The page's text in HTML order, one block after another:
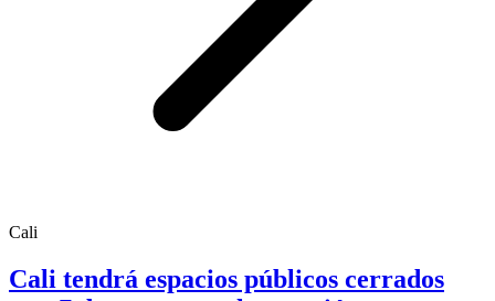
Cali
Cali tendrá espacios públicos cerrados